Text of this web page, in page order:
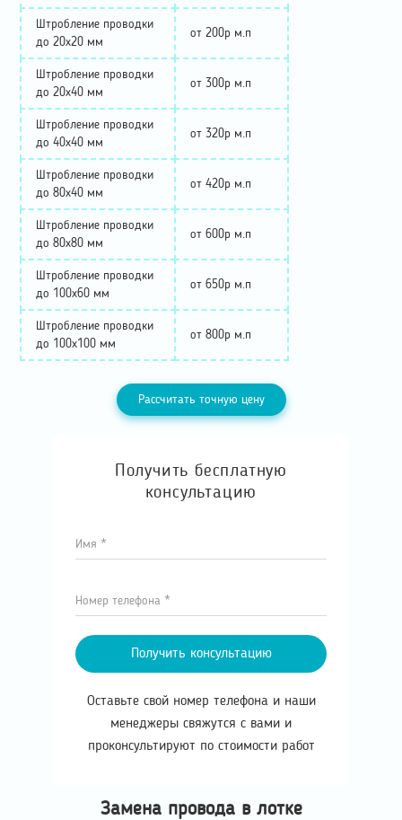
Штробление проводки
до 20х20 мм
от 200р м.п
Штробление проводки
до 20х40 мм
от 300р м.п
Штробление проводки
до 40х40 мм
от 320р м.п
Штробление проводки
до 80х40 мм
от 420р м.п
Штробление проводки
до 80х80 мм
от 600р м.п
Штробление проводки
до 100х60 мм
от 650р м.п
Штробление проводки
до 100х100 мм
от 800р м.п
Рассчитать точную цену
Получить бесплатную
консультацию
Имя *
Номер телефона *
Получить консультацию
Оставьте свой номер телефона и наши
менеджеры свяжутся с вами и
проконсультируют по стоимости работ
Замена провода в лотке